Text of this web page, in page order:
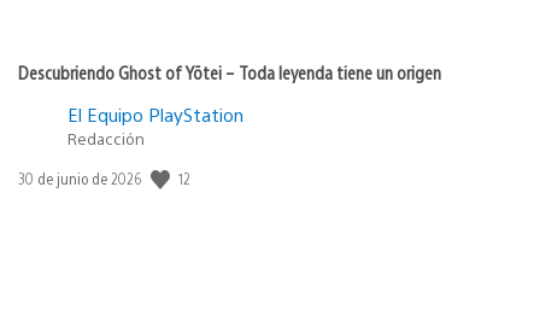
Descubriendo Ghost of Yōtei – Toda leyenda tiene un origen
El Equipo PlayStation
Redacción
Fecha
30 de junio de 2026 12